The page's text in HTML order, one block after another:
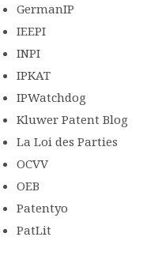
GermanIP
IEEPI
INPI
IPKAT
IPWatchdog
Kluwer Patent Blog
La Loi des Parties
OCVV
OEB
Patentyo
PatLit